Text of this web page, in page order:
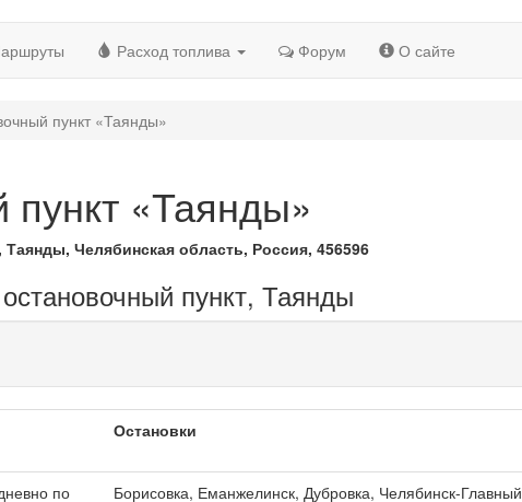
Расход топлива Форум О сайте
пункт «Таянды»
«Таянды»
Таянды, Челябинская область, Россия, 456596
пункт, Таянды
Остановки
по
Борисовка, Еманжелинск, Дубровка, Челябинск-Главный